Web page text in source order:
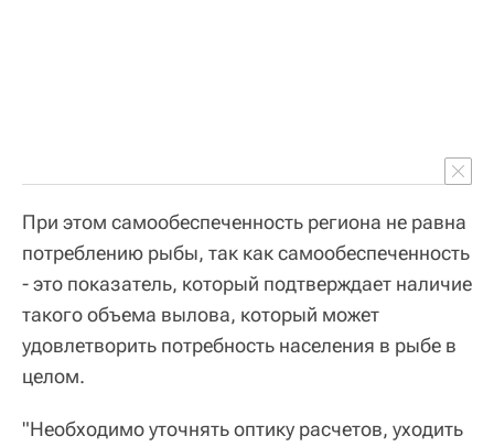
При этом самообеспеченность региона не равна
потреблению рыбы, так как самообеспеченность
- это показатель, который подтверждает наличие
такого объема вылова, который может
удовлетворить потребность населения в рыбе в
целом.
"Необходимо уточнять оптику расчетов, уходить